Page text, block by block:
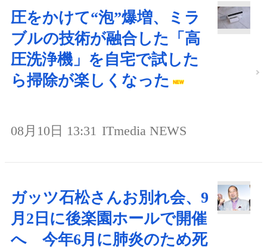
圧をかけて“泡”爆増、ミラ
ブルの技術が融合した「高
圧洗浄機」を自宅で試した
ら掃除が楽しくなった
08月10日 13:31 ITmedia NEWS
ガッツ石松さんお別れ会、9
月2日に後楽園ホールで開催
へ 今年6月に肺炎のため死